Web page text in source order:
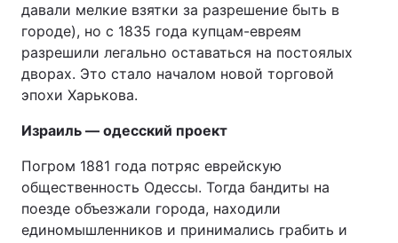
давали мелкие взятки за разрешение быть в
городе), но с 1835 года купцам-евреям
разрешили легально оставаться на постоялых
дворах. Это стало началом новой торговой
эпохи Харькова.
Израиль — одесский проект
Погром 1881 года потряс еврейскую
общественность Одессы. Тогда бандиты на
поезде объезжали города, находили
единомышленников и принимались грабить и